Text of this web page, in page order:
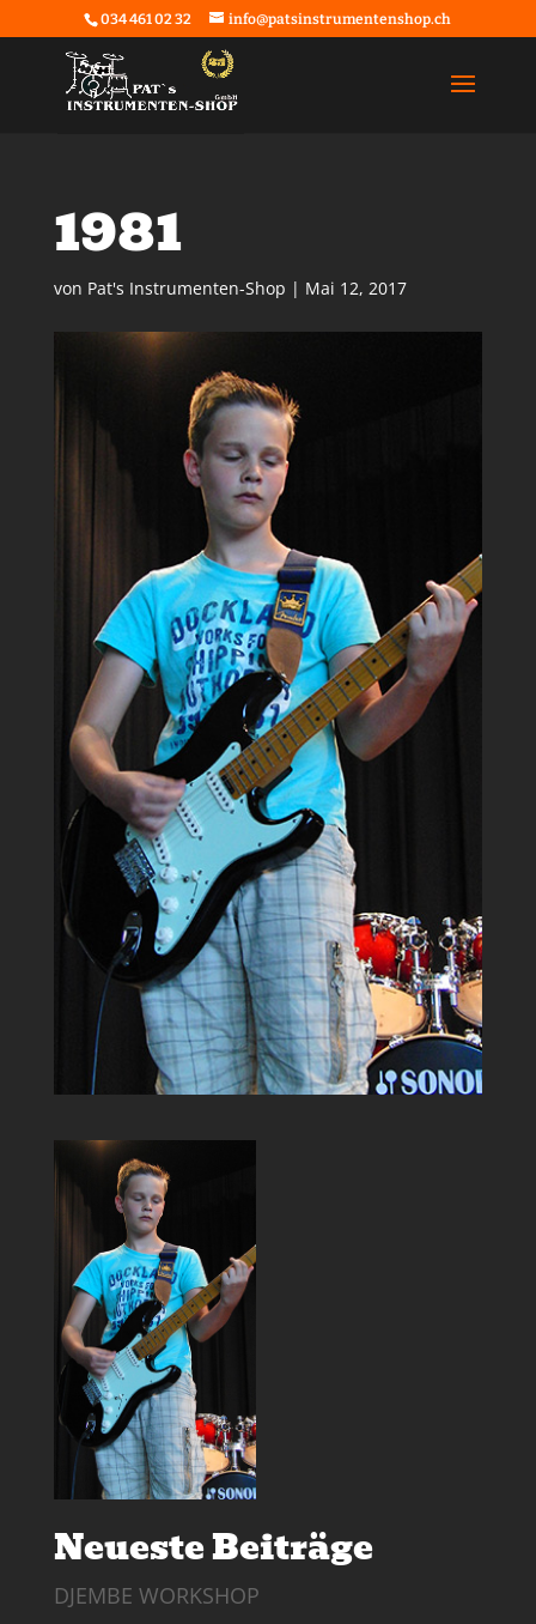
034 461 02 32 info@patsinstrumentenshop.ch
1981
von Pat's Instrumenten-Shop | Mai 12, 2017
Neueste Beiträge
DJEMBE WORKSHOP